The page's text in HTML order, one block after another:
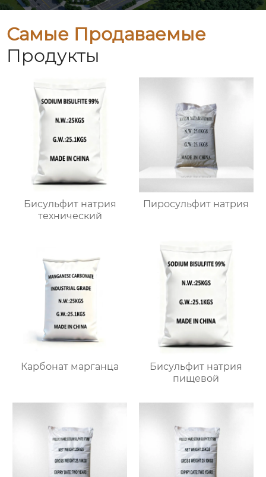
Самые Продаваемые
Продукты
Бисульфит натрия
технический
Пиросульфит натрия
Карбонат марганца
Бисульфит натрия
пищевой